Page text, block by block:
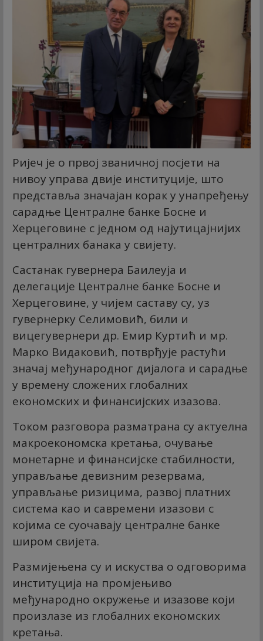
Ријеч је о првој званичној посјети на
нивоу управа двије институције, што
представља значајан корак у унапређењу
сарадње Централне банке Босне и
Херцеговине с једном од најутицајнијих
централних банака у свијету.
Састанак гувернера Баилеyја и
делегације Централне банке Босне и
Херцеговине, у чијем саставу су, уз
гувернерку Селимовић, били и
вицегувернери др. Емир Куртић и мр.
Марко Видаковић, потврђује растући
значај међународног дијалога и сарадње
у времену сложених глобалних
економских и финансијских изазова.
Током разговора разматрана су актуелна
макроекономска кретања, очување
монетарне и финансијске стабилности,
управљање девизним резервама,
управљање ризицима, развој платних
система као и савремени изазови с
којима се суочавају централне банке
широм свијета.
Размијењена су и искуства о одговорима
институција на промјењиво
међународно окружење и изазове који
произлазе из глобалних економских
кретања.